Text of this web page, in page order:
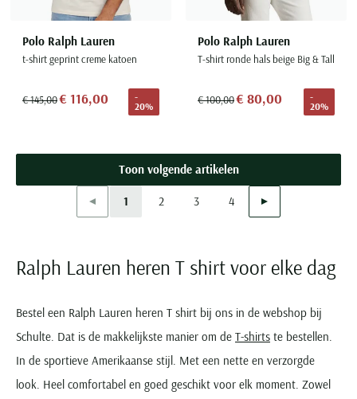
Polo Ralph Lauren
t-shirt geprint creme katoen
€ 145,00€ 116,00
-
20%
Polo Ralph Lauren
T-shirt ronde hals beige Big & Tall
€ 100,00€ 80,00
-
20%
Toon volgende artikelen
Vorige
1 2 3
Page
4 Volgende
Ralph Lauren heren T shirt voor elke dag
Bestel een Ralph Lauren heren T shirt bij ons in de webshop bij
Schulte. Dat is de makkelijkste manier om de T-shirts te bestellen.
In de sportieve Amerikaanse stijl. Met een nette en verzorgde
look. Heel comfortabel en goed geschikt voor elk moment. Zowel